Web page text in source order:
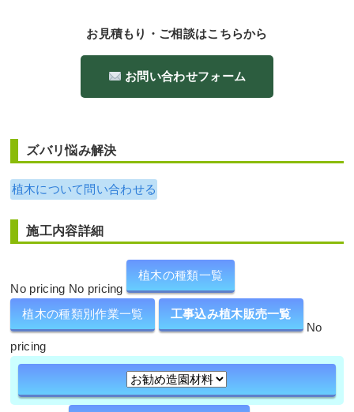
お見積もり・ご相談はこちらから
お問い合わせフォーム
ズバリ悩み解決
植木について問い合わせる
施工内容詳細
No pricing No pricing
植木の種類一覧
植木の種類別作業一覧
工事込み植木販売一覧
No
pricing